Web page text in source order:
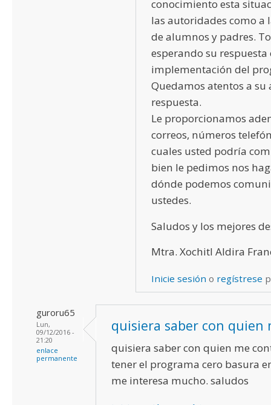
conocimiento esta
las autoridades como a
de alumnos y padres.
esperando su respuesta
implementación del
Quedamos atentos a su
respuesta.
Le proporcionamos
correos, números
cuales usted podría
bien le pedimos nos
dónde podemos
ustedes.
Saludos y los mejores
Mtra. Xochitl Aldira
Inicie sesión o regístrese
guroru65
Lun,
09/12/2016 -
21:20
enlace
permanente
quisiera saber con quien
quisiera saber con quien me
tener el programa cero basura
me interesa mucho. saludos